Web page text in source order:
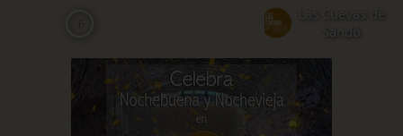
fr
Las Cuevas de